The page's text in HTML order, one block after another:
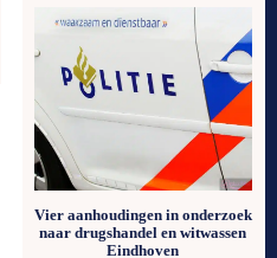
Vier aanhoudingen in onderzoek
naar drugshandel en witwassen
Eindhoven